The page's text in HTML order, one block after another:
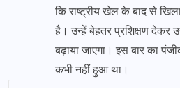
कि राष्ट्रीय खेल के बाद से
है। उन्हें बेहतर प्रशिक्षण
बढ़ाया जाएगा। इस बार का
कभी नहीं हुआ था।